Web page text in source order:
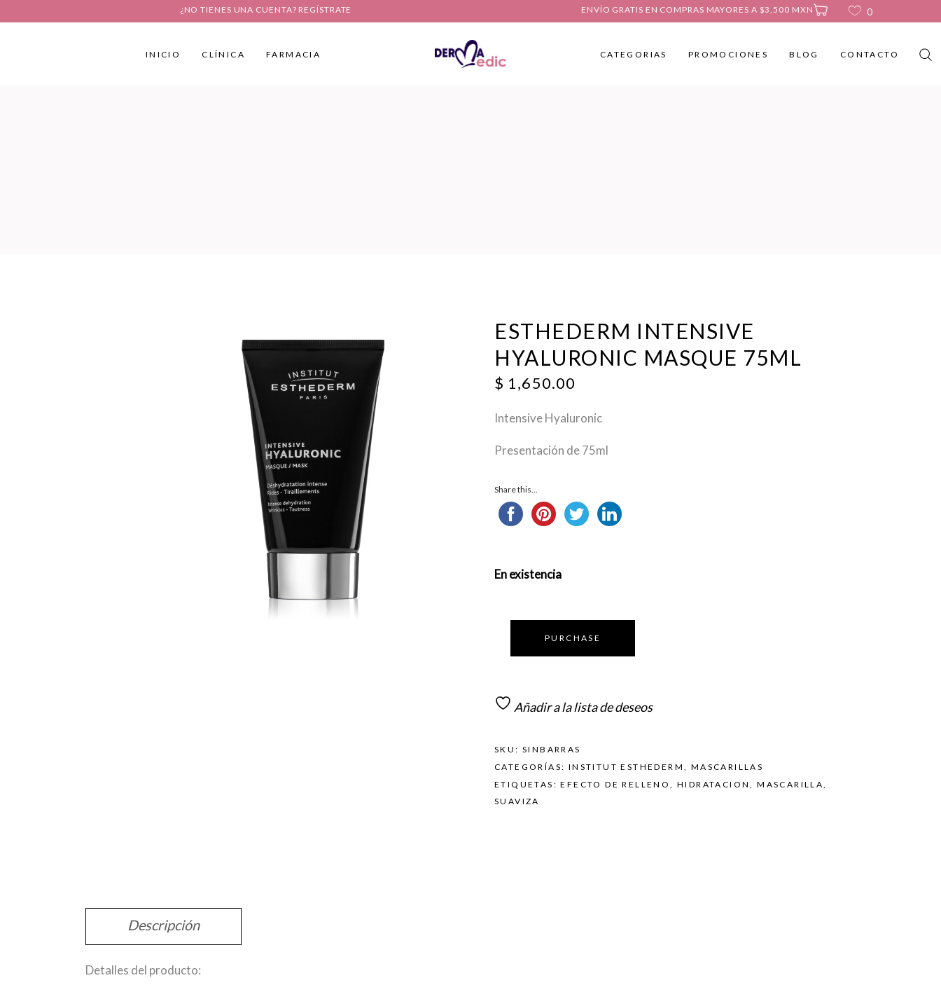
¿NO TIENES UNA CUENTA? REGÍSTRATE ENVÍO GRATIS EN COMPRAS MAYORES A $3,500 MXN
No products in the cart.
0
INICIO CLÍNICA FARMACIA CATEGORIAS PROMOCIONES BLOG CONTACTO
ESTHEDERM INTENSIVE
HYALURONIC MASQUE 75ML
$ 1,650.00
Intensive Hyaluronic
Presentación de 75ml
Share this...
En existencia
PURCHASE
Añadir a la lista de deseos
SKU: SINBARRAS
CATEGORÍAS: INSTITUT ESTHEDERM, MASCARILLAS
ETIQUETAS:EFECTO DE RELLENO,HIDRATACION,MASCARILLA,
SUAVIZA
Descripción
Detalles del producto: